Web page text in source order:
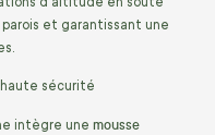
et garantissant une
sécurité
intègre une mousse